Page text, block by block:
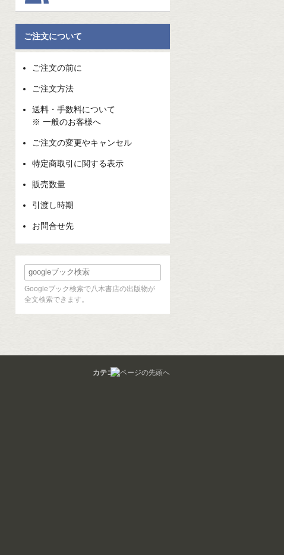
ご注文について
ご注文の前に
ご注文方法
送料・手数料について
※ 一般のお客様へ
ご注文の変更やキャンセル
特定商取引に関する表示
販売数量
引渡し時期
お問合せ先
Googleブック検索で八木書店の出版物が
全文検索できます。
カテゴリ